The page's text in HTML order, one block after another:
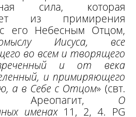
сила, которая
из примирения
его Небесным Отцом,
Иисуса, все
во всем и творящего
и от века
и примиряющего
а в Себе с Отцом» (свт.
Ареопагит, О
именах11, 2, 4. PG